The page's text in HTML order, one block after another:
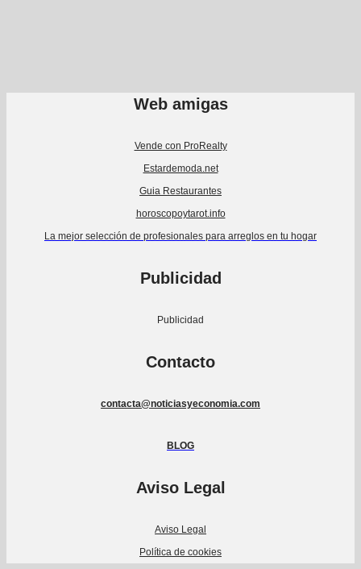
Web amigas
Vende con ProRealty
Estardemoda.net
Guia Restaurantes
horoscopoytarot.info
La mejor selección de profesionales para arreglos en tu hogar
Publicidad
Publicidad
Contacto
contacta@noticiasyeconomia.com
BLOG
Aviso Legal
Aviso Legal
Política de cookies